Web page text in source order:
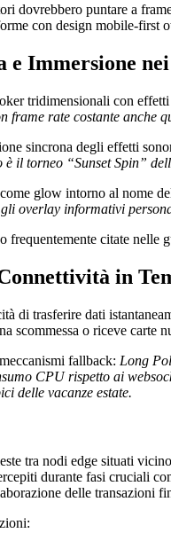
dovrebbero puntare a
con design
e Immersione
tridimensionali con
rate costante anche
sincrona degli effetti
è il torneo “Sunset Spin”
glow intorno al nome
overlay informativi
frequentemente citate
in
di trasferire dati
scommessa o riceve carte
fallback: Long
CPU rispetto ai
delle vacanze estate.
tra nodi edge situati
durante fasi cruciali
delle transazioni